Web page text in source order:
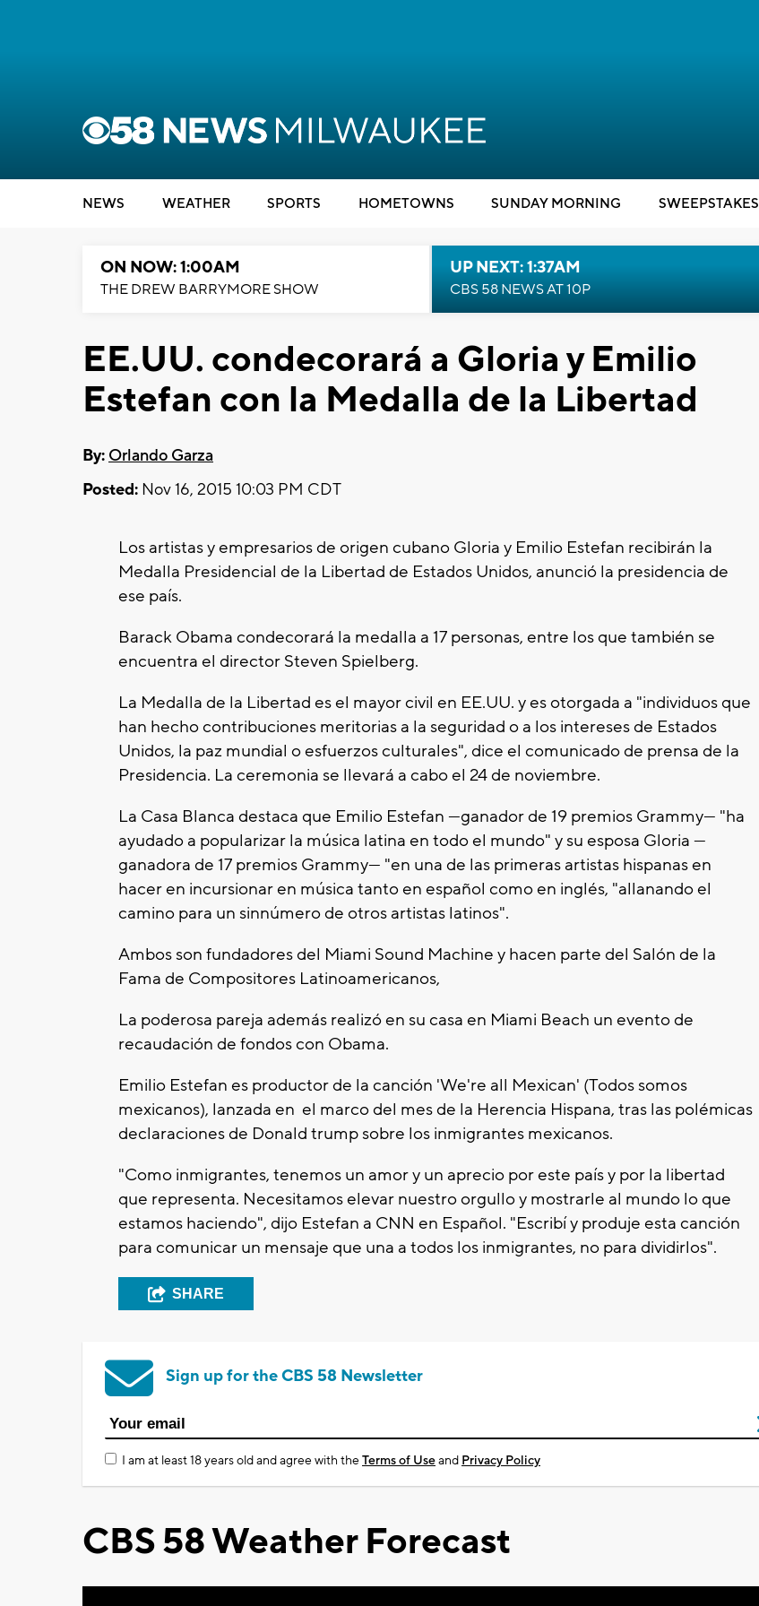
NEWS WEATHER SPORTS HOMETOWNS SUNDAY MORNING SWEEPSTAKES
ON NOW: 1:00AM
THE DREW BARRYMORE SHOW
UP NEXT: 1:37AM
CBS 58 NEWS AT 10P
EE.UU. condecorará a Gloria y Emilio
Estefan con la Medalla de la Libertad
By: Orlando Garza
Posted: Nov 16, 2015 10:03 PM CDT
Los artistas y empresarios de origen cubano Gloria y Emilio Estefan recibirán la
Medalla Presidencial de la Libertad de Estados Unidos, anunció la presidencia de
ese país.
Barack Obama condecorará la medalla a 17 personas, entre los que también se
encuentra el director Steven Spielberg.
La Medalla de la Libertad es el mayor civil en EE.UU. y es otorgada a "individuos que
han hecho contribuciones meritorias a la seguridad o a los intereses de Estados
Unidos, la paz mundial o esfuerzos culturales", dice el comunicado de prensa de la
Presidencia. La ceremonia se llevará a cabo el 24 de noviembre.
La Casa Blanca destaca que Emilio Estefan —ganador de 19 premios Grammy— "ha
ayudado a popularizar la música latina en todo el mundo" y su esposa Gloria —
ganadora de 17 premios Grammy— "en una de las primeras artistas hispanas en
hacer en incursionar en música tanto en español como en inglés, "allanando el
camino para un sinnúmero de otros artistas latinos".
Ambos son fundadores del Miami Sound Machine y hacen parte del Salón de la
Fama de Compositores Latinoamericanos,
La poderosa pareja además realizó en su casa en Miami Beach un evento de
recaudación de fondos con Obama.
Emilio Estefan es productor de la canción 'We're all Mexican' (Todos somos
mexicanos), lanzada en el marco del mes de la Herencia Hispana, tras las polémicas
declaraciones de Donald trump sobre los inmigrantes mexicanos.
"Como inmigrantes, tenemos un amor y un aprecio por este país y por la libertad
que representa. Necesitamos elevar nuestro orgullo y mostrarle al mundo lo que
estamos haciendo", dijo Estefan a CNN en Español. "Escribí y produje esta canción
para comunicar un mensaje que una a todos los inmigrantes, no para dividirlos".
SHARE
Sign up for the CBS 58 Newsletter
I am at least 18 years old and agree with theTerms of Useand Privacy Policy
CBS 58 Weather Forecast